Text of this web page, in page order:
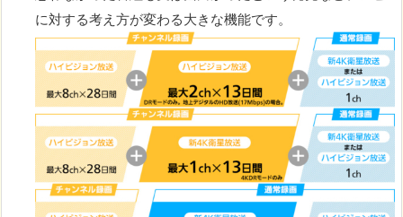
に対する考え方が変わる大きな機能です。